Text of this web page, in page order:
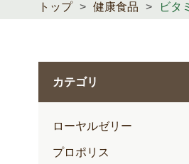
トップ 健康食品 ビタ
カテゴリ
ローヤルゼリー
プロポリス